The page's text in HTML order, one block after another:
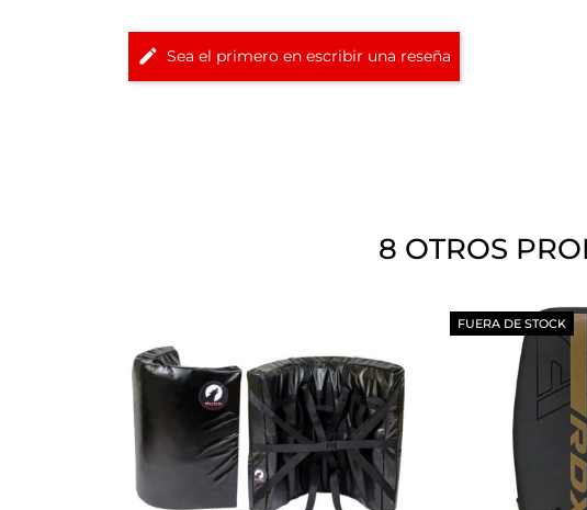
Sea el primero en escribir una reseña
8 OTROS
FUERA DE STOCK